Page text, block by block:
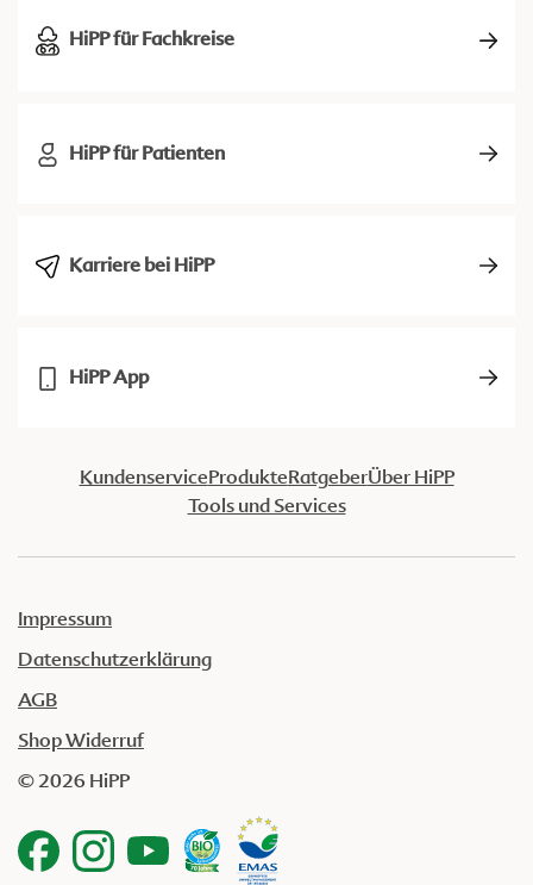
HiPP für Fachkreise
HiPP für Patienten
Karriere bei HiPP
HiPP App
KundenserviceProdukteRatgeberÜber HiPP
Tools und Services
Impressum
Datenschutzerklärung
AGB
Shop Widerruf
© 2026 HiPP